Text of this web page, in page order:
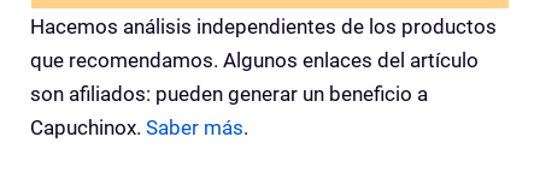
Hacemos análisis independientes de los productos
que recomendamos. Algunos enlaces del artículo
son afiliados: pueden generar un beneficio a
Capuchinox. Saber más.